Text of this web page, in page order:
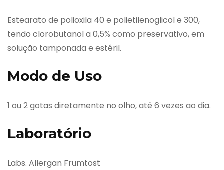
Estearato de polioxila 40 e polietilenoglicol e 300,
tendo clorobutanol a 0,5% como preservativo, em
solução tamponada e estéril.
Modo de Uso
1 ou 2 gotas diretamente no olho, até 6 vezes ao dia.
Laboratório
Labs. Allergan Frumtost